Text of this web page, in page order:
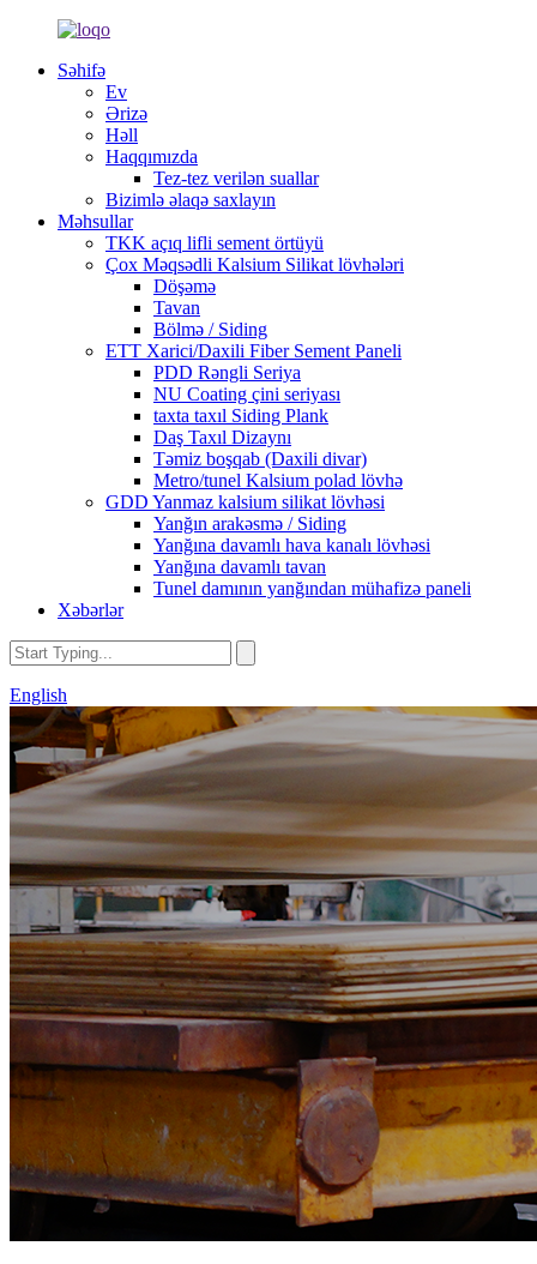
Səhifə
Ev
Ərizə
Həll
Haqqımızda
Tez-tez verilən suallar
Bizimlə əlaqə saxlayın
Məhsullar
TKK açıq lifli sement örtüyü
Çox Məqsədli Kalsium Silikat lövhələri
Döşəmə
Tavan
Bölmə / Siding
ETT Xarici/Daxili Fiber Sement Paneli
PDD Rəngli Seriya
NU Coating çini seriyası
taxta taxıl Siding Plank
Daş Taxıl Dizaynı
Təmiz boşqab (Daxili divar)
Metro/tunel Kalsium polad lövhə
GDD Yanmaz kalsium silikat lövhəsi
Yanğın arakəsmə / Siding
Yanğına davamlı hava kanalı lövhəsi
Yanğına davamlı tavan
Tunel damının yanğından mühafizə paneli
Xəbərlər
English